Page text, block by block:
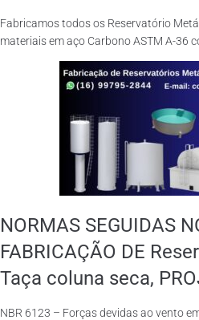
Fabricamos todos os Reservatório
materiais em aço Carbono ASTM A-36
NORMAS SEGUIDAS
FABRICAÇÃO DE
Taça coluna seca,
NBR 6123 – Forças devidas ao vento